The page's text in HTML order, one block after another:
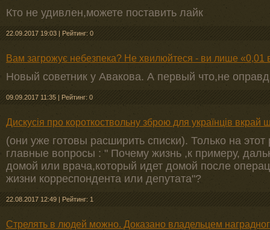
Кто не удивлен,можете поставить лайк
22.09.2017 19:03 | Рейтинг: 0
Вам загрожує небезпека? Не хвилюйтеся - ви лише «0,01
Новый советник у Авакова. А первый что,не
09.09.2017 11:35 | Рейтинг: 0
Дискусія про короткоствольну зброю для українців вкрай
(они уже готовы расширить списки). Только на
главные вопросы : " Почему жизнь ,к примеру,
домой или врача,который идет домой после
жизни корреспондента или депутата"?
22.08.2017 12:49 | Рейтинг: 1
Стрелять в людей можно. Доказано владельцем